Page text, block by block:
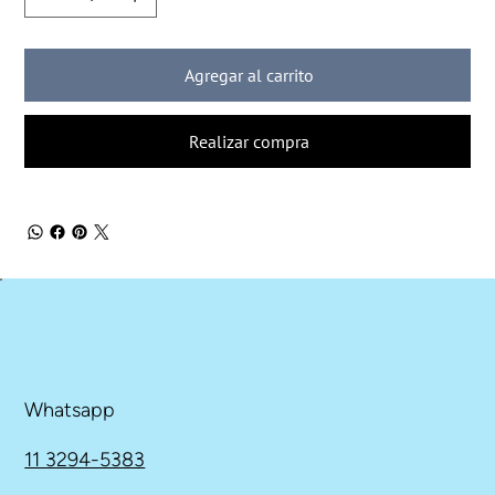
Agregar al carrito
Realizar compra
Whatsapp
11 3294-5383